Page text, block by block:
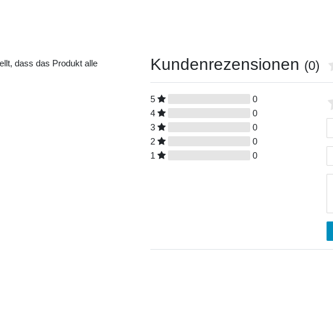
dass das Produkt alle
Kundenrezensionen (0)
5
0
4
0
3
0
2
0
1
0